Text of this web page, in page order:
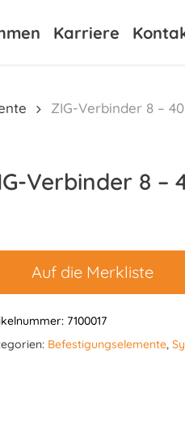
Karriere
ZIG-Verbinder 8 –
Verbinder 8 –
Auf die Merkliste
7100017
Befestigungselemente,